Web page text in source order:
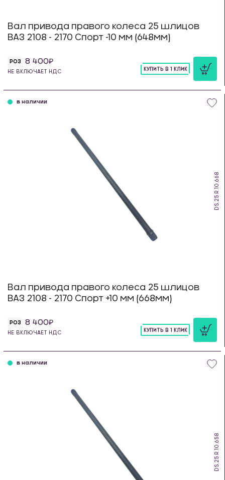
Вал привода правого колеса 25 шлицов
ВАЗ 2108 - 2170 Спорт -10 мм (648мм)
РОЗ 8 400
НЕ ВКЛЮЧАЕТ НДС
КУПИТЬ В 1 КЛИК
DS.25.R.10.668
в наличии
Вал привода правого колеса 25 шлицов
ВАЗ 2108 - 2170 Спорт +10 мм (668мм)
РОЗ 8 400
НЕ ВКЛЮЧАЕТ НДС
КУПИТЬ В 1 КЛИК
DS.25.R.10.658
в наличии